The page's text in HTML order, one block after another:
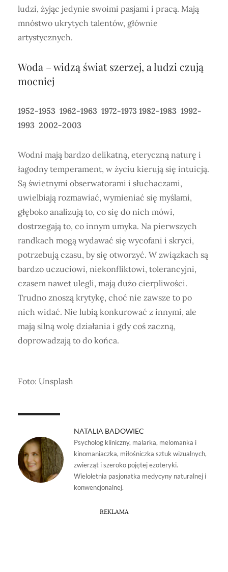
ludzi, żyjąc jedynie swoimi pasjami i pracą. Mają
mnóstwo ukrytych talentów, głównie
artystycznych.
Woda – widzą świat szerzej, a ludzi czują
mocniej
1952-1953 1962-1963 1972-1973 1982-1983 1992-
1993 2002-2003
Wodni mają bardzo delikatną, eteryczną naturę i
łagodny temperament, w życiu kierują się intuicją.
Są świetnymi obserwatorami i słuchaczami,
uwielbiają rozmawiać, wymieniać się myślami,
głęboko analizują to, co się do nich mówi,
dostrzegają to, co innym umyka. Na pierwszych
randkach mogą wydawać się wycofani i skryci,
potrzebują czasu, by się otworzyć. W związkach są
bardzo uczuciowi, niekonfliktowi, tolerancyjni,
czasem nawet ulegli, mają dużo cierpliwości.
Trudno znoszą krytykę, choć nie zawsze to po
nich widać. Nie lubią konkurować z innymi, ale
mają silną wolę działania i gdy coś zaczną,
doprowadzają to do końca.
Foto: Unsplash
NATALIA BADOWIEC
Psycholog kliniczny, malarka, melomanka i
kinomaniaczka, miłośniczka sztuk wizualnych,
zwierząt i szeroko pojętej ezoteryki.
Wieloletnia pasjonatka medycyny naturalnej i
konwencjonalnej.
REKLAMA